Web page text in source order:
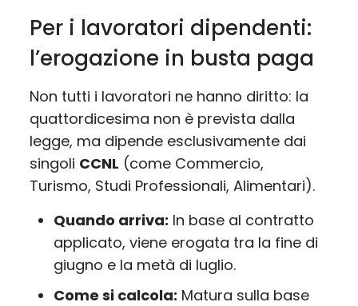
Per i lavoratori dipendenti:
l’erogazione in busta paga
Non tutti i lavoratori ne hanno diritto: la
quattordicesima non è prevista dalla
legge, ma dipende esclusivamente dai
singoli CCNL (come Commercio,
Turismo, Studi Professionali, Alimentari).
Quando arriva: In base al contratto
applicato, viene erogata tra la fine di
giugno e la metà di luglio.
Come si calcola: Matura sulla base